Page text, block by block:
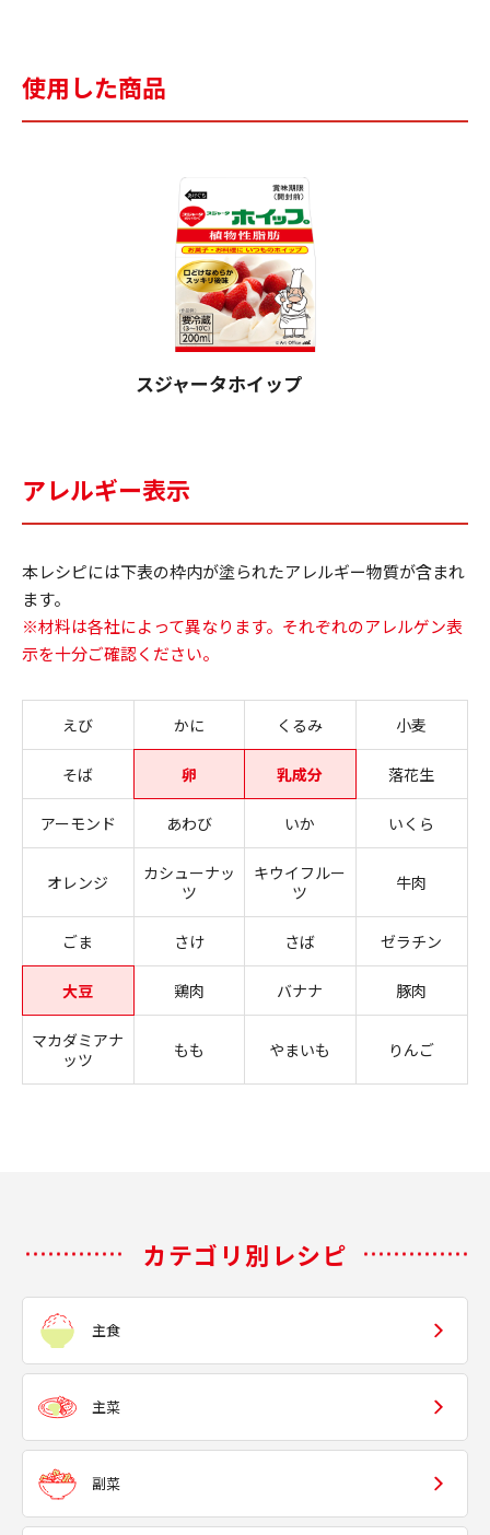
使用した商品
スジャータホイップ
アレルギー表示
本レシピには下表の枠内が塗られたアレルギー物質が含まれ
ます。
※材料は各社によって異なります。それぞれのアレルゲン表
示を十分ご確認ください。
えび かに くるみ 小麦
そば 卵 乳成分 落花生
アーモンド あわび いか いくら
オレンジ
カシューナッ
ツ
キウイフルー
ツ
牛肉
ごま さけ さば ゼラチン
大豆 鶏肉 バナナ 豚肉
マカダミアナ
ッツ
もも やまいも りんご
カテゴリ別レシピ
主食
主菜
副菜